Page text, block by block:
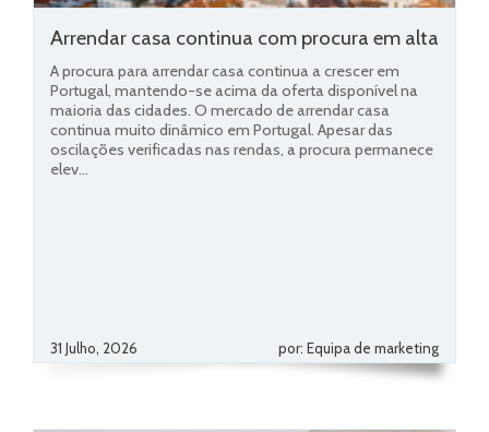
Arrendar casa continua com procura em alta
A procura para arrendar casa continua a crescer em
Portugal, mantendo-se acima da oferta disponível na
maioria das cidades. O mercado de arrendar casa
continua muito dinâmico em Portugal. Apesar das
oscilações verificadas nas rendas, a procura permanece
elev...
31 Julho, 2026 por: Equipa de marketing